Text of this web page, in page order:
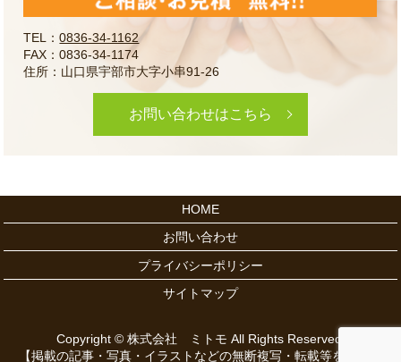
TEL：0836-34-1162
FAX：0836-34-1174
住所：山口県宇部市大字小串91-26
お問い合わせはこちら
HOME
お問い合わせ
プライバシーポリシー
サイトマップ
Copyright © 株式会社 ミトモ All Rights Reserved.
【掲載の記事・写真・イラストなどの無断複写・転載等を禁じま